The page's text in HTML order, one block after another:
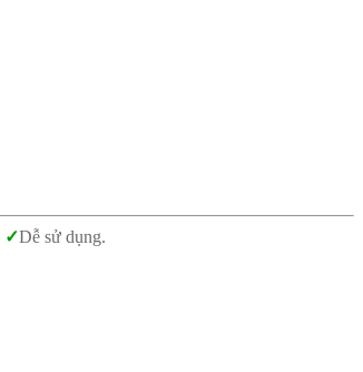
✓Dễ sử dụng.